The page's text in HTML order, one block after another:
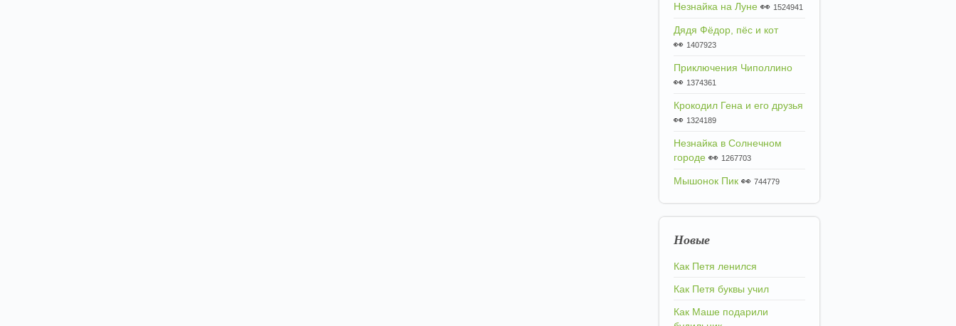
Незнайка на Луне 👀 1524941
Дядя Фёдор, пёс и кот
👀 1407923
Приключения Чиполлино
👀 1374361
Крокодил Гена и его друзья
👀 1324189
Незнайка в Солнечном
городе 👀 1267703
Мышонок Пик 👀 744779
Новые
Как Петя ленился
Как Петя буквы учил
Как Маше подарили